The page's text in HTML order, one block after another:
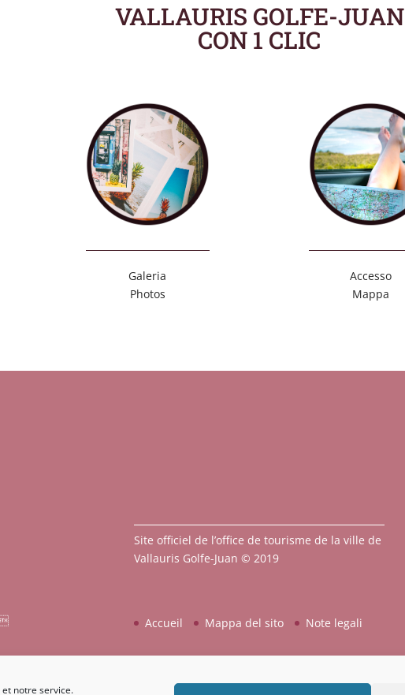
notre service.
VALLAURIS GOLFE-JUAN
CON 1 CLIC
Galeria
Photos
Accesso
Mappa
Site officiel de l’office de tourisme de la ville de
Vallauris Golfe-Juan © 2019
Accueil Mappa del sito Note legali